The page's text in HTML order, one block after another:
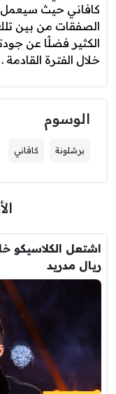
كافاني حيث
الصفقات من بين
الكثير فضلًا عن
خلال الفترة القادمة .
الوسوم
برشلونة كافاني
اشتعل الكلاسيكو
ريال مدريد